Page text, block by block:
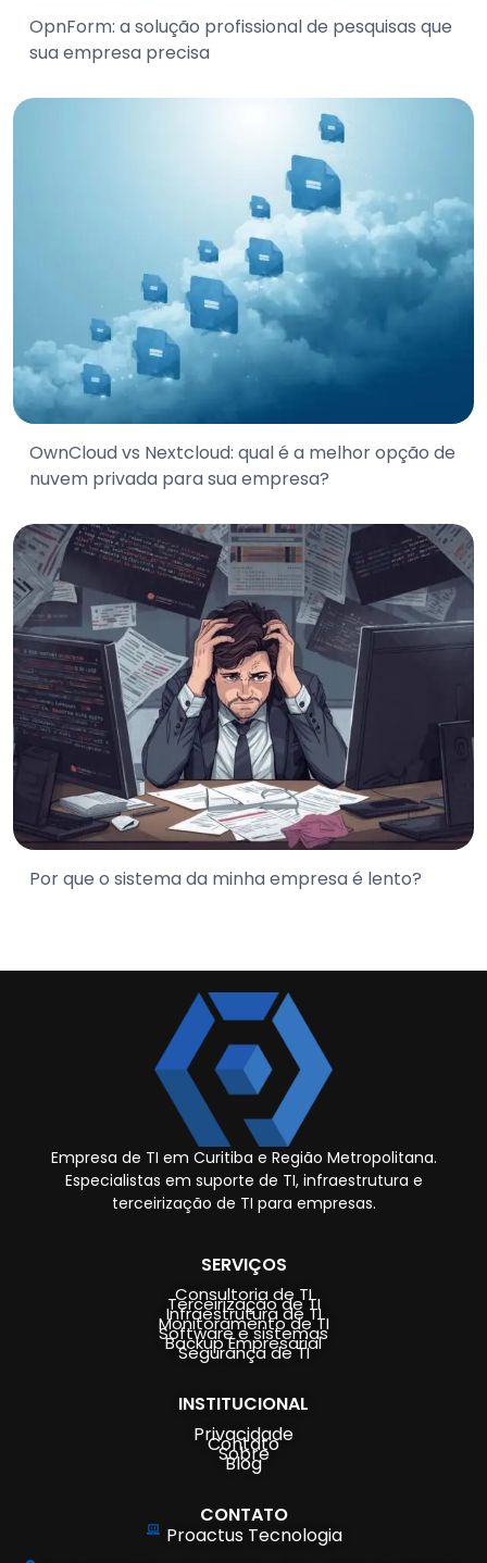
OpnForm: a solução profissional de pesquisas que
sua empresa precisa
OwnCloud vs Nextcloud: qual é a melhor opção de
nuvem privada para sua empresa?
Por que o sistema da minha empresa é lento?
Empresa de TI em Curitiba e Região Metropolitana.
Especialistas em suporte de TI, infraestrutura e
terceirização de TI para empresas.
SERVIÇOS
Consultoria de TI
Terceirização de TI
Infraestrutura de TI
Monitoramento de TI
Software e sistemas
Backup Empresarial
Segurança de TI
INSTITUCIONAL
Privacidade
Contato
Sobre
Blog
CONTATO
Proactus Tecnologia